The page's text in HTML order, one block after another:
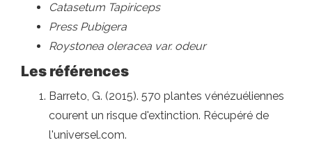
Catasetum Tapiriceps
Press Pubigera
Roystonea oleracea var. odeur
Les références
Barreto, G. (2015). 570 plantes vénézuéliennes
courent un risque d'extinction. Récupéré de
l'universel.com.